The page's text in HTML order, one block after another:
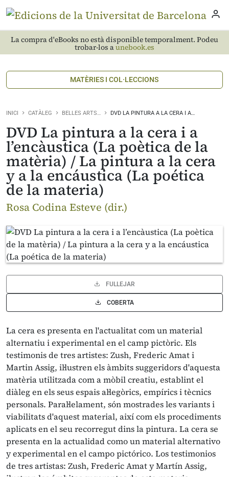
La compra d'eBooks no està disponible temporalment. Podeu
trobar-los aunebook.es
MATÈRIES I COL·LECCIONS
INICI CATÀLEG BELLES ARTS… DVD LA PINTURA A LA CERA I A…
DVD La pintura a la cera i a
l’encàustica (La poètica de la
matèria) / La pintura a la cera
y a la encáustica (La poética
de la materia)
Rosa Codina Esteve (dir.)
FULLEJAR
COBERTA
La cera es presenta en l'actualitat com un material
alternatiu i experimental en el camp pictòric. Els
testimonis de tres artistes: Zush, Frederic Amat i
Martin Assig, il·lustren els àmbits suggeridors d'aquesta
matèria utilitzada com a mòbil creatiu, establint el
diàleg en els seus espais al·legòrics, empírics i tècnics
personals. Paral·lelament, són mostrades les variants i
viabilitats d'aquest material, així com els procediments
aplicats en el seu recorregut dins la pintura. La cera se
presenta en la actualidad como un material alternativo
y experimental en el campo pictórico. Los testimonios
de tres artistas: Zush, Frederic Amat y Martín Assig,